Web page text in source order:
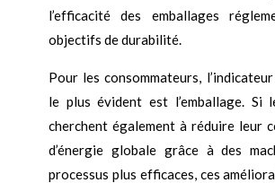
l’efficacité des emballages
objectifs de durabilité.
Pour les consommateurs,
le plus évident est l’emballage. Si
cherchent également à réduire leur
d’énergie globale grâce à des
processus plus efficaces, ces